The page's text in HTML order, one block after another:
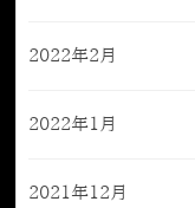
2022年2月
2022年1月
2021年12月